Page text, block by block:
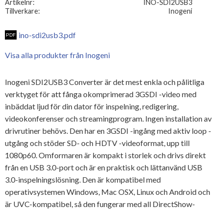
Artikelnr
INO-SDI2USB3
Tillverkare
Inogeni
ino-sdi2usb3.pdf
Visa alla produkter från Inogeni
Inogeni SDI2USB3 Converter är det mest enkla och pålitliga
verktyget för att fånga okomprimerad 3GSDI -video med
inbäddat ljud för din dator för inspelning, redigering,
videokonferenser och streamingprogram. Ingen installation av
drivrutiner behövs. Den har en 3GSDI -ingång med aktiv loop -
utgång och stöder SD- och HDTV -videoformat, upp till
1080p60. Omformaren är kompakt i storlek och drivs direkt
från en USB 3.0-port och är en praktisk och lättanvänd USB
3.0-inspelningslösning. Den är kompatibel med
operativsystemen Windows, Mac OSX, Linux och Android och
är UVC-kompatibel, så den fungerar med all DirectShow-